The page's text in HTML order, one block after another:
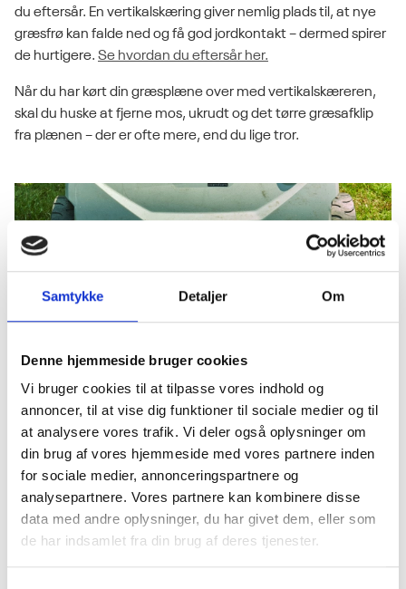
Samtykke Detaljer Om
Denne hjemmeside bruger cookies
Vi bruger cookies til at tilpasse vores indhold og
annoncer, til at vise dig funktioner til sociale medier og til
at analysere vores trafik. Vi deler også oplysninger om
din brug af vores hjemmeside med vores partnere inden
for sociale medier, annonceringspartnere og
analysepartnere. Vores partnere kan kombinere disse
data med andre oplysninger, du har givet dem, eller som
de har indsamlet fra din brug af deres tjenester.
du eftersår. En vertikalskæring giver nemlig plads til, at nye
græsfrø kan falde ned og få god jordkontakt – dermed spirer
de hurtigere. Se hvordan du eftersår her.
Når du har kørt din græsplæne over med vertikalskæreren,
skal du huske at fjerne mos, ukrudt og det tørre græsafklip
fra plænen – der er ofte mere, end du lige tror.